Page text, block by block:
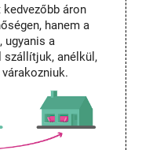
áron
hanem a
ugyanis a
szállítjuk, anélkül,